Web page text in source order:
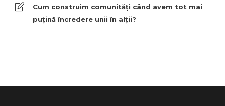
Cum construim comunități când avem tot mai
puțină încredere unii în alții?